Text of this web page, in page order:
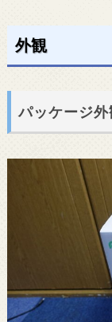
外観
パッケージ外